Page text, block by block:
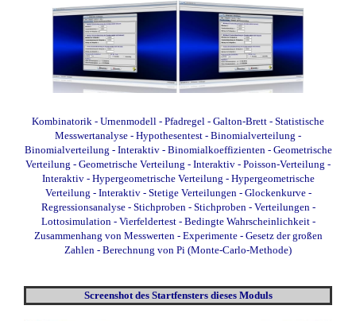
Kombinatorik - Urnenmodell - Pfadregel - Galton-Brett - Statistische
Messwertanalyse - Hypothesentest - Binomialverteilung -
Binomialverteilung - Interaktiv- Binomialkoeffizienten - Geometrische
Verteilung - Geometrische Verteilung - Interaktiv - Poisson-Verteilung -
Interaktiv- Hypergeometrische Verteilung - Hypergeometrische
Verteilung - Interaktiv- Stetige Verteilungen - Glockenkurve-
Regressionsanalyse- Stichproben - Stichproben - Verteilungen -
Lottosimulation - Vierfeldertest- Bedingte Wahrscheinlichkeit-
Zusammenhang von Messwerten - Experimente- Gesetz der großen
Zahlen - Berechnung von Pi (Monte-Carlo-Methode)
Screenshot des Startfensters dieses Moduls